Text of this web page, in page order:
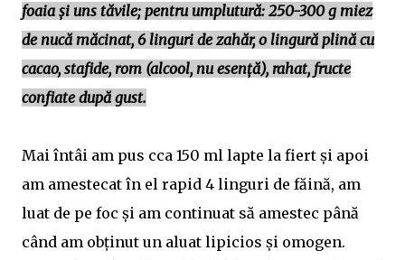
foaia și uns tăvile; pentru umplutură: 250-300 g miez
de nucă măcinat, 6 linguri de zahăr, o lingură plină cu
cacao, stafide, rom (alcool, nu esență), rahat, fructe
confiate după gust.
Mai întâi am pus cca 150 ml lapte la fiert și apoi
am amestecat în el rapid 4 linguri de făină, am
luat de pe foc și am continuat să amestec până
când am obținut un aluat lipicios și omogen.